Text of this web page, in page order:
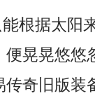
根据太阳
晃晃悠悠
奇旧版装